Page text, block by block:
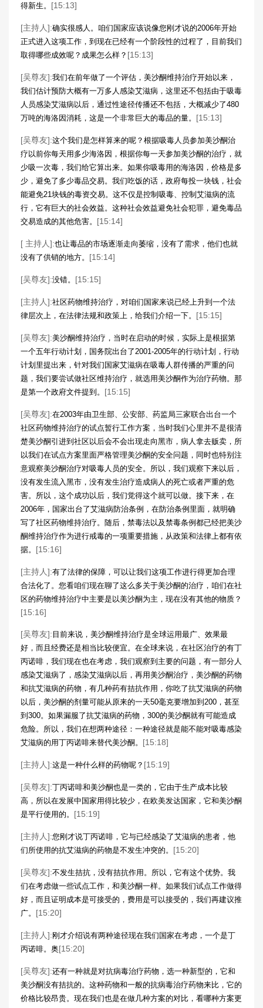
得新生。 [15:13]
[主持人]:确实很感人。咱们国家应该说像您刚才说的2006年开始
正式进入这项工作，到现在已经有一个阶段性的过程了，目前我们
取得哪些成效呢？成果怎么样？ [15:13]
[吴尊友]:我们在前年做了一个评估，美沙酮维持治疗开始以来，
我们估计预防大概有一万多人感染艾滋病，这里还不包括由于吸毒
人员感染艾滋病以后，通过性途径传播还不包括，大概减少了480
万吨的海洛因消耗，这是一个非常巨大的毒品的量。 [15:13]
[吴尊友]:这个我们是怎样算来的呢？根据吸毒人员参加美沙酮治
疗以前你每天用多少海洛因，根据你每一天参加美沙酮的治疗，就
少吸一次毒，我们给它算出来。如果你吸毒用的海洛因，价格是多
少，避免了多少毒品交易。我们吃饭的话，政府每投一块钱，社会
能避免21块钱的毒资交易。这不仅是控制吸毒、控制艾滋病的流
行，它有巨大的社会效益。这种社会效益避免社会犯罪，避免毒品
交易造成的其他危害。 [15:14]
[ 主持人]:也让毒品的市场逐渐走向萎缩，没有了需求，他们也就
没有了供销的地方。 [15:14]
[吴尊友]:没错。 [15:15]
[主持人]:社区药物维持治疗，对咱们国家来说已经上升到一个法
律层次上，在法律法规和政策上，给我们介绍一下。 [15:15]
[吴尊友]:美沙酮维持治疗，当时在启动的时候，实际上是根据第
一个五年行动计划，国务院出台了2001-2005年的行动计划，行动
计划里提出来，针对我们国家艾滋病在吸毒人群传播的严重的问
题，我们要尝试做社区维持治疗，就选用美沙酮作为治疗药物。那
是第一个政府文件提到。 [15:15]
[吴尊友]:在2003年由卫生部、公安部、药监局三家联合出台一个
社区药物维持治疗的试点暂行工作方案，当时我们心里并不是很清
楚美沙酮引进到社区以后会不会出现走向黑市，病人拿去贩卖，所
以我们在试点方案里面严格管理美沙酮的安全问题，同时也特别注
意观察美沙酮治疗对吸毒人员的安全。所以，我们观察下来以后，
没有发生流入黑市，没有发生治疗造成病人的死亡或者严重的危
害。所以，这个成功以后，我们觉得这个就可以做。接下来，在
2006年，国家出台了艾滋病防治条例，在防治条例里面，就明确
写了社区药物维持治疗。随后，禁毒法以及禁毒条例都已经把美沙
酮维持治疗作为进行戒毒的一项重要措施，从政策和法律上都有依
据。 [15:16]
[主持人]:有了法律的保障，可以让我们这项工作进行得更加合理
合法化了。您看咱们现在聊了这么多关于美沙酮的治疗，咱们在社
区的药物维持治疗中主要是以美沙酮为主，现在没有其他的物质？
[15:16]
[吴尊友]: 目前来说，美沙酮维持治疗是全球运用最广、效果最
好，而且经费还是相当比较便宜。在全球来说，在社区治疗的有丁
丙诺啡，我们现在也在考虑，我们观察到主要的问题，有一部分人
感染艾滋病了，感染艾滋病以后，再用美沙酮治疗，美沙酮的药物
和抗艾滋病的药物，有几种药有拮抗作用，你吃了抗艾滋病的药物
以后，美沙酮的剂量可能从原来的一天50毫克要增加到200，甚至
到300。如果漏服了抗艾滋病的药物，300的美沙酮就有可能造成
危险。所以，我们在想两种途径：一种途径就是能不能对吸毒感染
艾滋病的用丁丙诺啡来替代美沙酮。 [15:18]
[主持人]:这是一种什么样的药物呢？ [15:19]
[吴尊友]:丁丙诺啡和美沙酮也是一类的，它由于生产成本比较
高，所以在发展中国家用得比较少，在欧美发达国家，它和美沙酮
是平行使用的。 [15:19]
[主持人]:您刚才说丁丙诺啡，它与已经感染了艾滋病的患者，他
们所使用的抗艾滋病的药物是不发生冲突的。 [15:20]
[吴尊友]:不发生拮抗，没有拮抗作用。所以，它有这个优势。我
们在考虑做一些试点工作，和美沙酮一样。如果我们试点工作做得
好，而且证明成本是可接受的，费用是可以接受的，我们再建议推
广。 [15:20]
[主持人]:刚才介绍说有两种途径现在我们国家在考虑，一个是丁
丙诺啡。奥[15:20]
[吴尊友]:还有一种就是对抗病毒治疗药物，选一种新型的，它和
美沙酮没有拮抗的。这种药物和一般的抗病毒治疗药物来比，它的
价格比较昂贵。现在我们也是在做几种方案的对比，看哪种方案更